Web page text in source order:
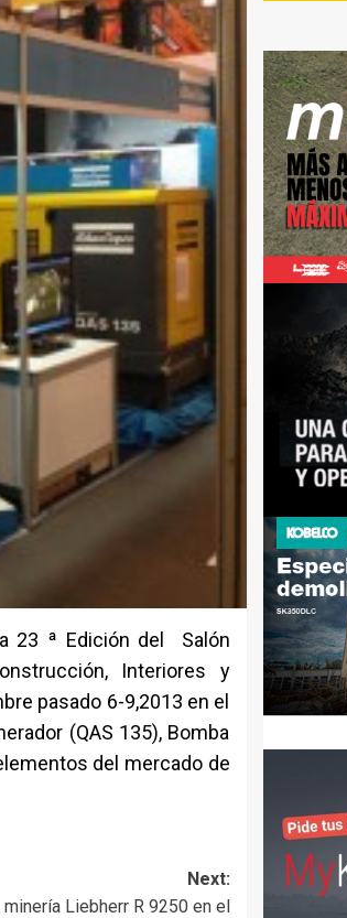
23 ª Edición del Salón
Interiores y
pasado 6-9,2013 en el
(QAS 135), Bomba
del mercado de
Next:
Liebherr R 9250 en el